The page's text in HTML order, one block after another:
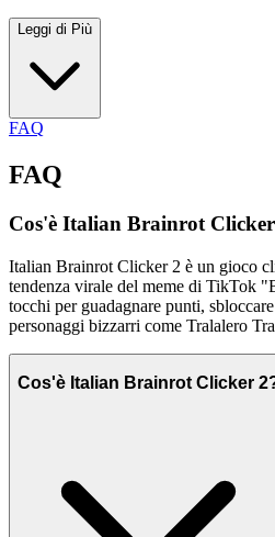
Leggi di Più
FAQ
FAQ
Cos'è Italian Brainrot
Italian Brainrot Clicker 2 è un gioco
tendenza virale del meme di TikTok
tocchi per guadagnare punti,
personaggi bizzarri come Tralalero
Cos'è Italian Brainrot Clicker